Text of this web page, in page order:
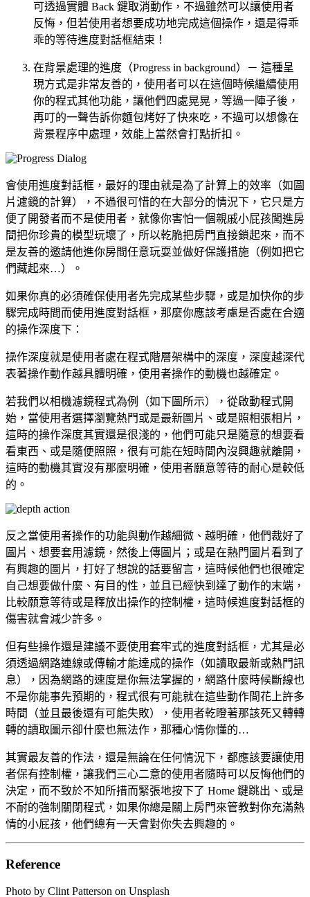
可透過實體 Back 鍵取消動作，不過雖然可以讓使用者
反悔，但若使用者想要成功地完成這個操作，還是得乖
乖的等待進度對話框結束！
在背景處理的進度（Progress in background）－ 這種呈
現方式是非常友善的，使用者可以在這個時候繼續使用
你的程式其他功能，讓他們四處晃晃，等過一陣子後，
再叮的一聲告訴你麵包烤好了快來吃，不過可以想像在
背景程序中處理，效能上當然會打點折扣。
會使用進度對話框，最好的理由就是為了計算上的效率（如圖
片濾鏡的計算），不過很可惜的在大部分的情況下，它只是方
便了開發者而不是使用者，就像你害怕一個親戚小屁孩闖進房
間把你珍貴的模型玩壞了，所以乾脆把房門直接鎖起來，而不
是友善的邀請他進你房間任意玩耍並做好保護措施（例如把它
們藏起來…）。
如果你真的必須確保使用者先完成某些步驟，或是加快你的步
驟完成時間而使用進度對話框，那麼你應該考慮是否處在合適
的操作深度下：
操作深度就是使用者處在程式階層架構中的深度，深度越深代
表著操作動作越具體明確，使用者操作的動機也越確定。
若我們以相機濾鏡程式為例（如下圖所示），從啟動程式開
始，當使用者選擇瀏覽熱門或是最新圖片、或是照相張相片，
這時的操作深度其實還是很淺的，他們可能只是隨意的想要看
看東西、或是隨便照照，很有可能在短時間內沒興趣就離開，
這時的動機其實沒有那麼明確，使用者願意等待的耐心是較低
的。
反之當使用者操作的功能與動作越細微、越明確，他們裁好了
圖片、想要套用濾鏡，然後上傳圖片；或是在熱門圖片看到了
有興趣的圖片，打好了想說的話要留言，這時候他們也很確定
自己想要做什麼、有目的性，並且已經快到達了動作的末端，
比較願意等待或是釋放出操作的控制權，這時候進度對話框的
傷害就會減少許多。
但有些操作還是建議不要使用套牢式的進度對話框，尤其是必
須透過網路連線或傳輸才能達成的操作（如讀取最新或熱門訊
息），因為網路的速度是你無法掌握的，網路什麼時候斷線也
不是你能事先預期的，程式很有可能就在這些動作間花上許多
時間（並且最後還有可能失敗），使用者乾瞪著那該死又轉轉
轉的讀取圖示卻什麼也無法作，那種心情你懂的…
其實最友善的作法，還是無論在任何情況下，都應該要讓使用
者保有控制權，讓我們三心二意的使用者隨時可以反悔他們的
決定，而不致於不知所措而緊張地按下了 Home 鍵跳出、或是
不耐的強制關閉程式，如果你總是關上房門來管教對你充滿熱
情的小屁孩，他們總有一天會對你失去興趣的。
Reference
Photo by Clint Patterson on Unsplash